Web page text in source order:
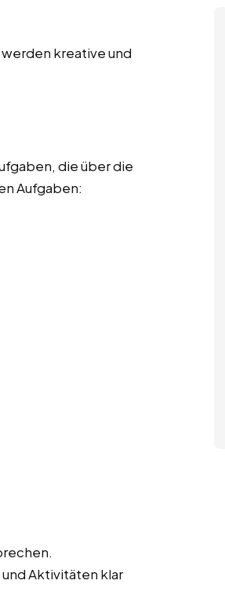
kreative und
die über die
Aufgaben:
Aktivitäten klar